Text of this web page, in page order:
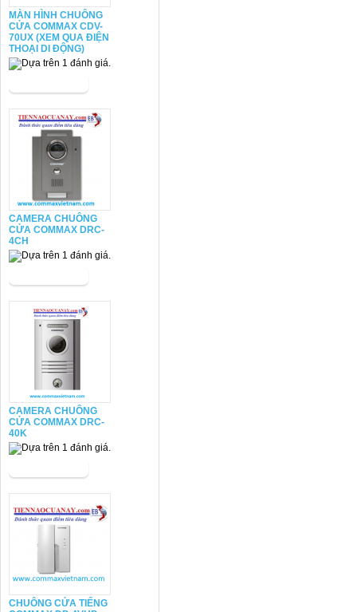
MÀN HÌNH CHUÔNG
CỬA COMMAX CDV-
70UX (XEM QUA ĐIỆN
THOẠI DI ĐỘNG)
CAMERA CHUÔNG
CỬA COMMAX DRC-
4CH
CAMERA CHUÔNG
CỬA COMMAX DRC-
40K
CHUÔNG CỬA TIẾNG